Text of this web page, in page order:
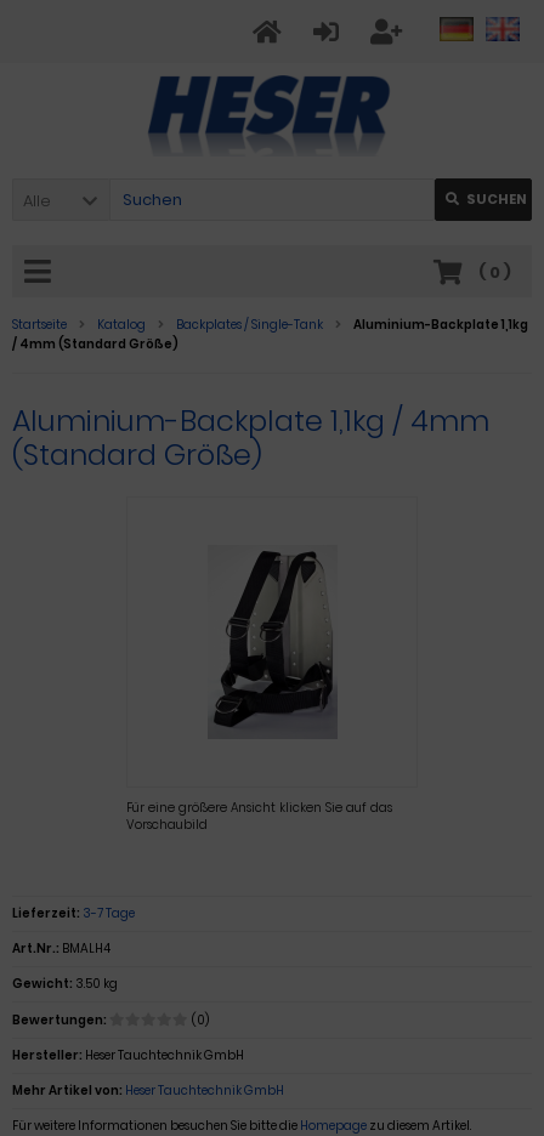
Alle SUCHEN
( 0 )
Startseite Katalog Backplates / Single-Tank
Aluminium-Backplate 1,1kg
/ 4mm (Standard Größe)
Aluminium-Backplate 1,1kg / 4mm
(Standard Größe)
Für eine größere Ansicht klicken Sie auf das
Vorschaubild
Lieferzeit: 3-7 Tage
Art.Nr.: BMALH4
Gewicht: 3.50 kg
Bewertungen:
(0)
Hersteller: Heser Tauchtechnik GmbH
Mehr Artikel von: Heser Tauchtechnik GmbH
Für weitere Informationen besuchen Sie bitte die Homepage zu diesem Artikel.